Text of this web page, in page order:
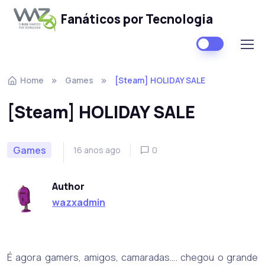
Fanáticos por Tecnologia
Home Games [Steam] HOLIDAY SALE
[Steam] HOLIDAY SALE
Games 16 anos ago 0
Author
wazxadmin
É agora gamers, amigos, camaradas…. chegou o grande